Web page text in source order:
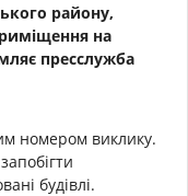
району,
на
пресслужба
номером виклику.
будівлі.